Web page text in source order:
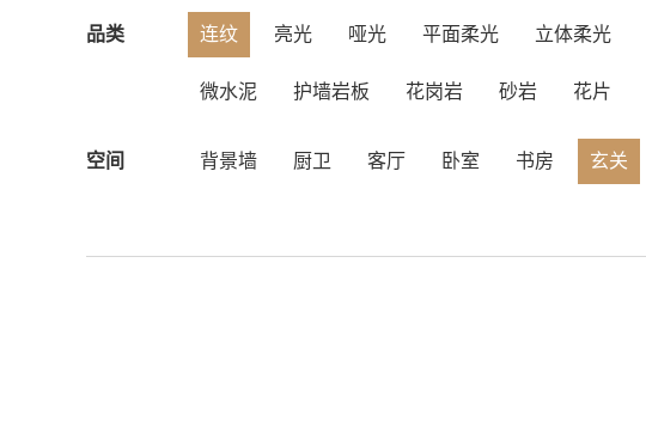
品类 连纹 亮光 哑光 平面柔光 立体柔光
微水泥 护墙岩板 花岗岩 砂岩 花片
空间 背景墙 厨卫 客厅 卧室 书房 玄关